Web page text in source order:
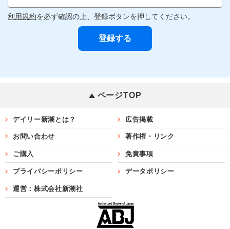
利用規約を必ず確認の上、登録ボタンを押してください。
ページTOP
デイリー新潮とは？ 広告掲載
お問い合わせ 著作権・リンク
ご購入 免責事項
プライバシーポリシー データポリシー
運営：株式会社新潮社